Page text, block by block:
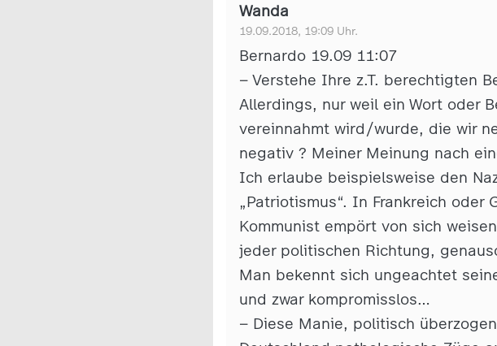
Wanda
19.09.2018, 19:09 Uhr.
Bernardo 19.09 11:07
– Verstehe Ihre z.T. berechtigten
Allerdings, nur weil ein Wort oder
vereinnahmt wird/wurde, die wir
negativ ? Meiner Meinung nach
Ich erlaube beispielsweise den
„Patriotismus“. In Frankreich
Kommunist empört von sich
jeder politischen Richtung,
Man bekennt sich ungeachtet
und zwar kompromisslos…
– Diese Manie, politisch